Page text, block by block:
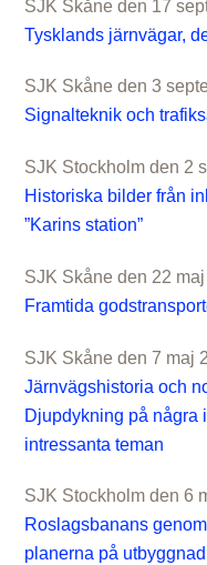
SJK Skåne den 17
Tysklands järnvägar,
SJK Skåne den 3
Signalteknik och
SJK Stockholm den 2
Historiska bilder från
”Karins station”
SJK Skåne den 22
Framtida
SJK Skåne den 7
Järnvägshistoria och
Djupdykning på några
intressanta teman
SJK Stockholm den 6
Roslagsbanans
planerna på